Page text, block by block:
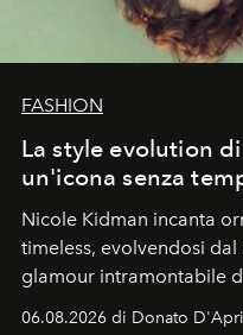
FASHION
La style evolution
un'icona senza
Nicole Kidman incanta
timeless, evolvendosi dal
glamour intramontabile
Italia la sua style
06.08.2026 di Donato